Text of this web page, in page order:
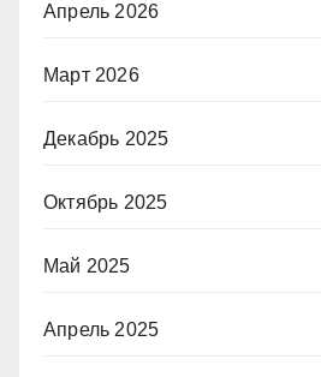
Апрель 2026
Март 2026
Декабрь 2025
Октябрь 2025
Май 2025
Апрель 2025